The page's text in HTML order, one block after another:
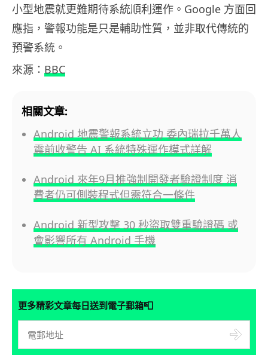
小型地震就更難期待系統順利運作。Google 方面回
應指，警報功能是只是輔助性質，並非取代傳統的
預警系統。
來源： BBC
相關文章:
Android 地震警報系統立功 委內瑞拉千萬人
震前收警告 AI 系統特殊運作模式詳解
Android 來年9月推強制開發者驗證制度 消
費者仍可側裝程式但需符合一條件
Android 新型攻擊 30 秒盜取雙重驗證碼 或
會影響所有 Android 手機
更多精彩文章每日送到電子郵箱📮